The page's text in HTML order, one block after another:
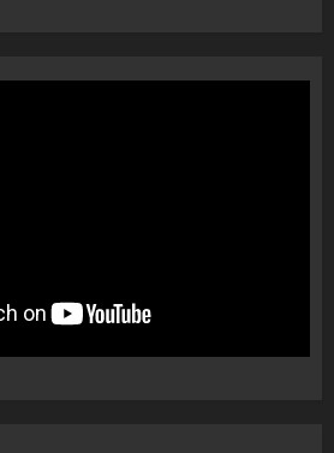
ngjarja u fsheh. A u vodhën
serverat?
MARCH 25, 2025